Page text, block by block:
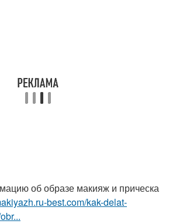
об образе макияж и прическа
best.com/kak-delat-